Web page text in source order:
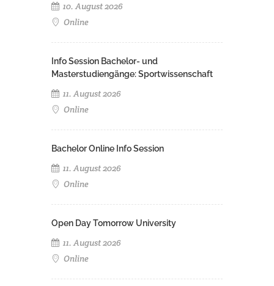
10. August 2026
Online
Info Session Bachelor- und
Masterstudiengänge: Sportwissenschaft
11. August 2026
Online
Bachelor Online Info Session
11. August 2026
Online
Open Day Tomorrow University
11. August 2026
Online